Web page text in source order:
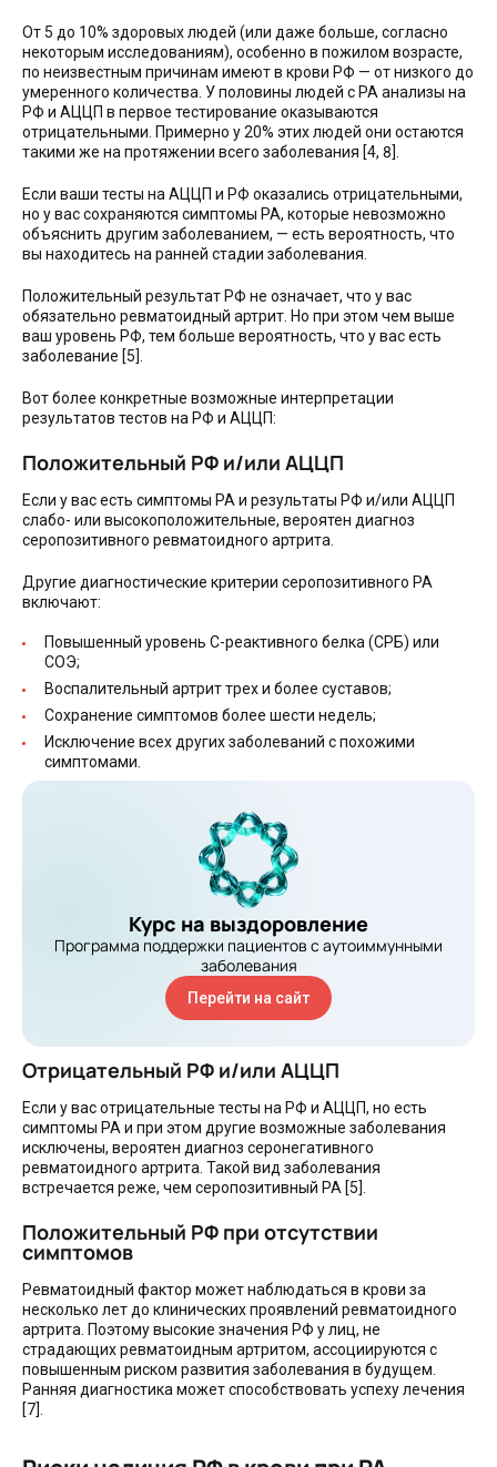
От 5 до 10% здоровых людей (или даже больше, согласно
некоторым исследованиям), особенно в пожилом возрасте,
по неизвестным причинам имеют в крови РФ — от низкого до
умеренного количества. У половины людей с РА анализы на
РФ и АЦЦП в первое тестирование оказываются
отрицательными. Примерно у 20% этих людей они остаются
такими же на протяжении всего заболевания [4, 8].
Если ваши тесты на АЦЦП и РФ оказались отрицательными,
но у вас сохраняются симптомы РА, которые невозможно
объяснить другим заболеванием, — есть вероятность, что
вы находитесь на ранней стадии заболевания.
Положительный результат РФ не означает, что у вас
обязательно ревматоидный артрит. Но при этом чем выше
ваш уровень РФ, тем больше вероятность, что у вас есть
заболевание [5].
Вот более конкретные возможные интерпретации
результатов тестов на РФ и АЦЦП:
Положительный РФ и/или АЦЦП
Если у вас есть симптомы РА и результаты РФ и/или АЦЦП
слабо- или высокоположительные, вероятен диагноз
серопозитивного ревматоидного артрита.
Другие диагностические критерии серопозитивного РА
включают:
Повышенный уровень С-реактивного белка (СРБ) или
СОЭ;
Воспалительный артрит трех и более суставов;
Сохранение симптомов более шести недель;
Исключение всех других заболеваний с похожими
симптомами.
Курс на выздоровление
Программа поддержки пациентов с аутоиммунными
заболевания
Перейти на сайт
Отрицательный РФ и/или АЦЦП
Если у вас отрицательные тесты на РФ и АЦЦП, но есть
симптомы РА и при этом другие возможные заболевания
исключены, вероятен диагноз серонегативного
ревматоидного артрита. Такой вид заболевания
встречается реже, чем серопозитивный РА [5].
Положительный РФ при отсутствии
симптомов
Ревматоидный фактор может наблюдаться в крови за
несколько лет до клинических проявлений ревматоидного
артрита. Поэтому высокие значения РФ у лиц, не
страдающих ревматоидным артритом, ассоциируются с
повышенным риском развития заболевания в будущем.
Ранняя диагностика может способствовать успеху лечения
[7].